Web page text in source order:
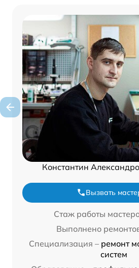
Константин
Вызвать
Стаж работы
Выполнено
Специализация – ремонт
систем